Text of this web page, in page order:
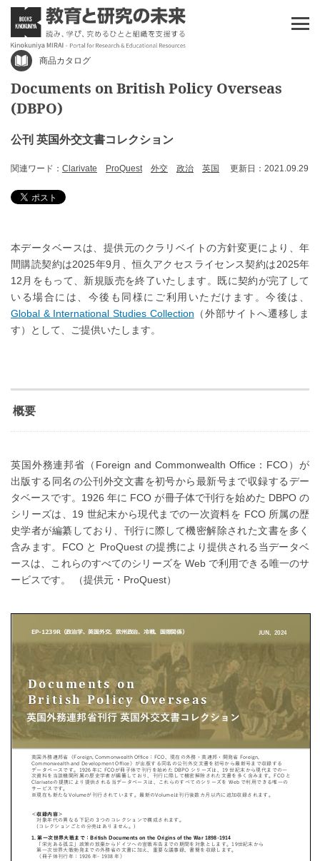
商品カタログ
Documents on British Policy Overseas
(DBPO)
公刊 英国外交文書コレクション
関連ワード： Clarivate ProQuest 外交 政治 英国 更新日：2021.09.29
本データベースは、提供元のクラリベイトの方針変更により、年
間購読契約は2025年9月、恒久アクセスライセンス契約は2025年
12月をもって、新規販売を終了いたします。既に契約が完了して
いる場合には、今後も同様にご利用いただけます。今後は、
Global & International Studies Collection （外部サイトへ遷移しま
す）として、ご提供いたします。
概要
英国外務連邦省（Foreign and Commonwealth Office：FCO）が
出版する同名の公刊外交文書を初号から最新号まで収録するデー
タベースです。1926 年に FCO が冊子体で刊行を始めた DBPO の
シリーズは、19 世紀末から現代までの一次資料を FCO 所属の歴
史学者が編纂しており、刊行に際して機密解除された文書を多く
含みます。FCO と ProQuest の提携により提供される当データベ
ースは、これらのすべてのシリーズを Web で利用できる唯一のサ
ービスです。 （提供元・ProQuest）